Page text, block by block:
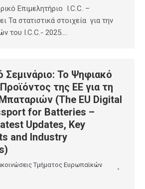
Επιμελητήριο I.C.C. –
Τα στατιστικά στοιχεία για την
του I.C.C.- 2025.…
Σεμινάριο: Το Ψηφιακό
της ΕΕ για τη
(The EU Digital
for Batteries –
Updates, Key
and Industry
Τμήματος Ευρωπαϊκών